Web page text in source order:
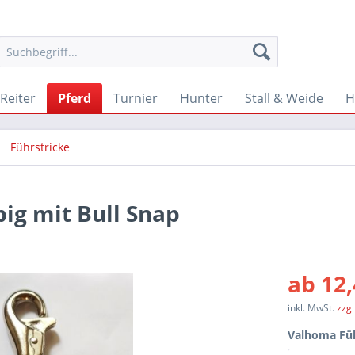
Reiter Pferd Turnier Hunter Stall & Weide
Führstricke
mit Bull Snap
ab
inkl. MwSt.
Valhoma